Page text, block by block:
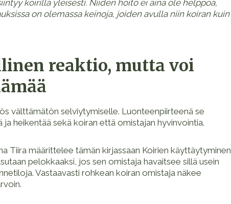
koirilla yleisesti. Niiden hoito ei aina ole helppoa,
on olemassa keinoja, joiden avulla niin koiran kuin
reaktio, mutta voi
välttämätön selviytymiselle. Luonteenpiirteenä se
heikentää sekä koiran että omistajan hyvinvointia.
Tiira määrittelee tämän kirjassaan Koirien käyttäytyminen
pelokkaaksi, jos sen omistaja havaitsee sillä usein
Vastaavasti rohkean koiran omistaja näkee